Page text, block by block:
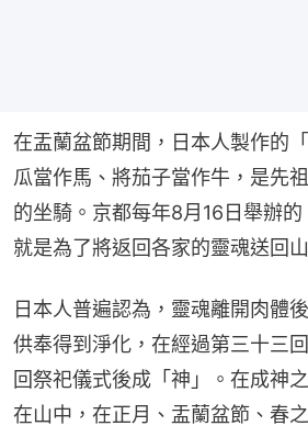
在盂蘭盆節期間，日本人製作的
瓜當作馬、將茄子當作牛，是先
的坐騎。京都每年8月16日舉辦
就是為了將返回各家的靈魂送回山
日本人普遍認為，靈魂離開肉體
供奉得到淨化，在經過第三十三
回祭祀儀式後成「神」。在成神
在山中，在正月、盂蘭盆節、春